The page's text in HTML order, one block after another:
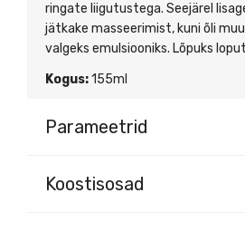
ringate liigutustega. Seejärel
jätkake masseerimist, kuni õli
valgeks emulsiooniks. Lõpuks
Kogus:155ml
Parameetrid
Koostisosad